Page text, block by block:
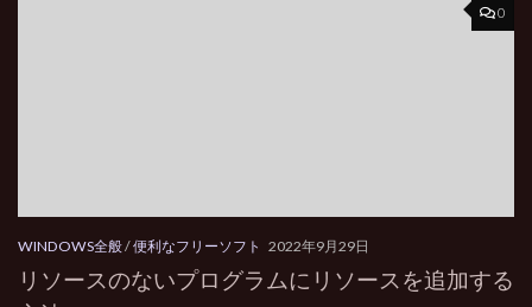
0
WINDOWS全般/便利なフリーソフト 2022年9月29日
リソースのないプログラムにリソースを追加する